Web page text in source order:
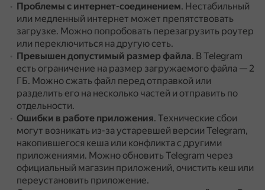
Проблемы с интернет-соединением. Нестабильный
или медленный интернет может препятствовать
загрузке. Можно попробовать перезагрузить роутер
или переключиться на другую сеть.
Превышен допустимый размер файла. В Telegram
есть ограничение на размер загружаемого файла — 2
ГБ. Можно сжать файл перед отправкой или
разделить его на несколько частей и отправить по
отдельности.
Ошибки в работе приложения. Технические сбои
могут возникать из-за устаревшей версии Telegram,
накопившегося кеша или конфликта с другими
приложениями. Можно обновить Telegram через
официальный магазин приложений, очистить кеш или
переустановить приложение.